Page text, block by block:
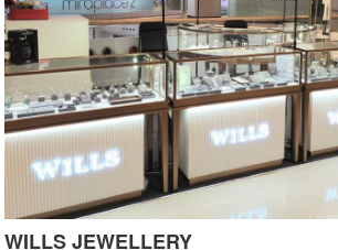
WILLS JEWELLERY